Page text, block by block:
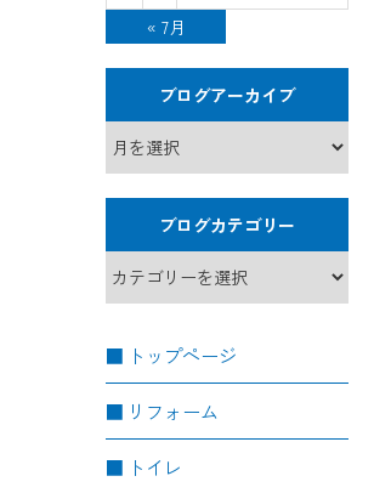
« 7月
ブログアーカイブ
ブログカテゴリー
トップページ
リフォーム
トイレ